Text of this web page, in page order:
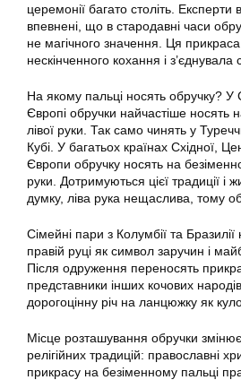
церемонії багато століть.
впевнені, що в стародавні часи
не магічного значення. Ця
нескінченного кохання і з’єднувала
На якому пальці носять обручку? У
Європі обручки найчастіше носять
лівої руки. Так само чинять у
Кубі. У багатьох країнах Східної,
Європи обручку носять на
руки. Дотримуються цієї традиції і
думку, ліва рука нещаслива, тому
Сімейні пари з Колумбії та
правій руці як символ заручин і
Після одруження переносять
представники інших кочових
дорогоцінну річ на ланцюжку як
Місце розташування обручки
релігійних традицій: православні
прикрасу на безіменному пальці